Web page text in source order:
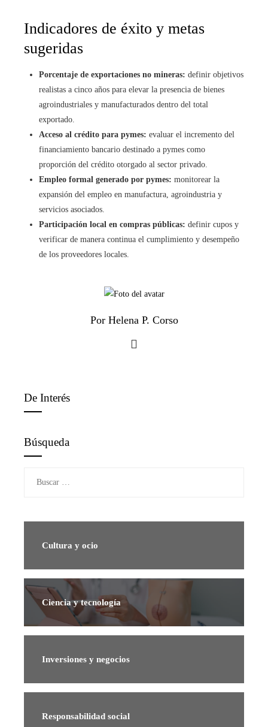
Indicadores de éxito y metas
sugeridas
Porcentaje de exportaciones no mineras: definir objetivos
realistas a cinco años para elevar la presencia de bienes
agroindustriales y manufacturados dentro del total
exportado.
Acceso al crédito para pymes: evaluar el incremento del
financiamiento bancario destinado a pymes como
proporción del crédito otorgado al sector privado.
Empleo formal generado por pymes: monitorear la
expansión del empleo en manufactura, agroindustria y
servicios asociados.
Participación local en compras públicas: definir cupos y
verificar de manera continua el cumplimiento y desempeño
de los proveedores locales.
Por Helena P. Corso
De Interés
Búsqueda
Cultura y ocio
Ciencia y tecnología
Inversiones y negocios
Responsabilidad social